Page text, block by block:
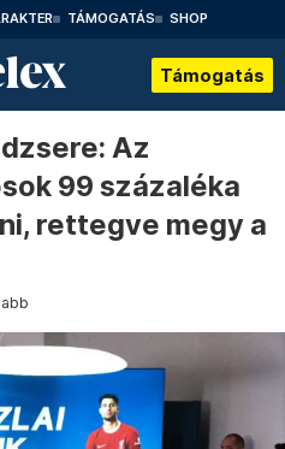
TÁMOGATÁS SHOP
Támogatás
Az
99 százaléka
rettegve megy a